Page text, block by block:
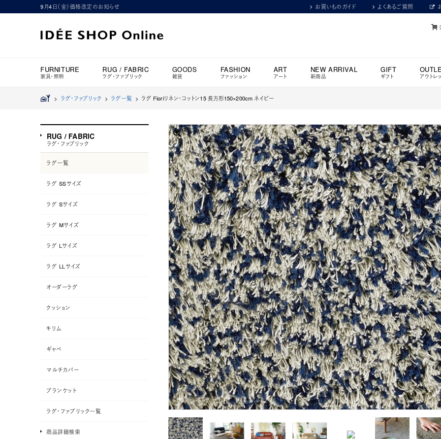
9月4日（金）価格改定のお知らせ お買いものガイド よくあるご質問
FURNITURE
家具・照明
RUG / FABRIC
ラグ・ファブリック
GOODS
雑貨
FASHION
ファッション
ART
アート
NEW ARRIVAL
新商品
GIFT
ギフト アウトレ
> ラグ・ファブリック > ラグ一覧 > ラグ Fioriリネン・コットン15 長方形150×200cm ネイビー
RUG / FABRIC
ラグ・ファブリック
ラグ一覧
ラグ SSサイズ
ラグ Sサイズ
ラグ Mサイズ
ラグ Lサイズ
ラグ LLサイズ
オーダーラグ
クッション
キリム
ギャベ
マルチカバー
ブランケット
ラグ・ファブリック一覧
商品詳細検索